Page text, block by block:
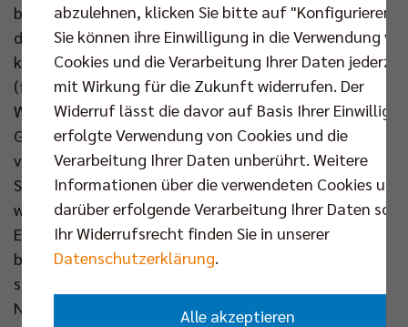
bayerische Mannschaft, die sich am Spieltag durch
den Wintereinbruch in Süddeutschland nach Berlin
kämpfte, improvisieren. Mit Nehemiah Mote
(familiäre Gründe), Timo Tammemaa (leichte
Wadenprobleme) sowie Tobias Krick (Folgen einer
Gehirnerschütterung) fehlten ihm gleich drei seiner
vier etatmäßigen Mittelblocker, sodass neben Saso
Stalekar Cody Kessel positionsfremd aufgeboten
wurde. Und der US-Amerikaner war direkt mittendrin.
Erst wurde sein Block angeschlagen, im Anschluss
blockte er zum Ausgleich und erzielte wenig später
sogar seinen ersten Punkt per Schnellangriff (4:2).
Nun spielte sich das nächste von insgesamt fünf
abzulehnen, klicken Sie bitte auf "Konfigurieren".
Sie können ihre Einwilligung in die Verwendung
Cookies und die Verarbeitung Ihrer Daten
mit Wirkung für die Zukunft widerrufen. Der
Widerruf lässt die davor auf Basis Ihrer
erfolgte Verwendung von Cookies und die
Verarbeitung Ihrer Daten unberührt. Weitere
Informationen über die verwendeten Cookies und
darüber erfolgende Verarbeitung Ihrer Daten
Ihr Widerrufsrecht finden Sie in unserer
Datenschutzerklärung.
Alle akzeptieren